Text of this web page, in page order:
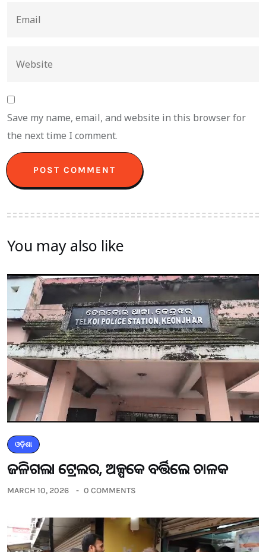
Save my name, email, and website in this browser for
the next time I comment.
You may also like
ଓଡ଼ିଶା
ଜଳିଗଲା ଟ୍ରେଲର, ଅଳ୍ପକେ ବର୍ତ୍ତିଲେ ଚାଳକ
MARCH 10, 2026 0 COMMENTS